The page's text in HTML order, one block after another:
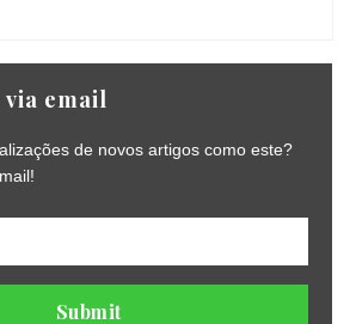
email
de novos artigos como este?